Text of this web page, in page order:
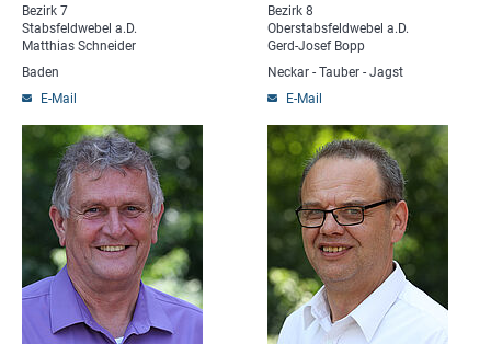
Bezirk 7
Stabsfeldwebel a.D.
Matthias Schneider
Baden
E-Mail
Bezirk 8
Oberstabsfeldwebel a.D.
Gerd-Josef Bopp
Neckar - Tauber - Jagst
E-Mail